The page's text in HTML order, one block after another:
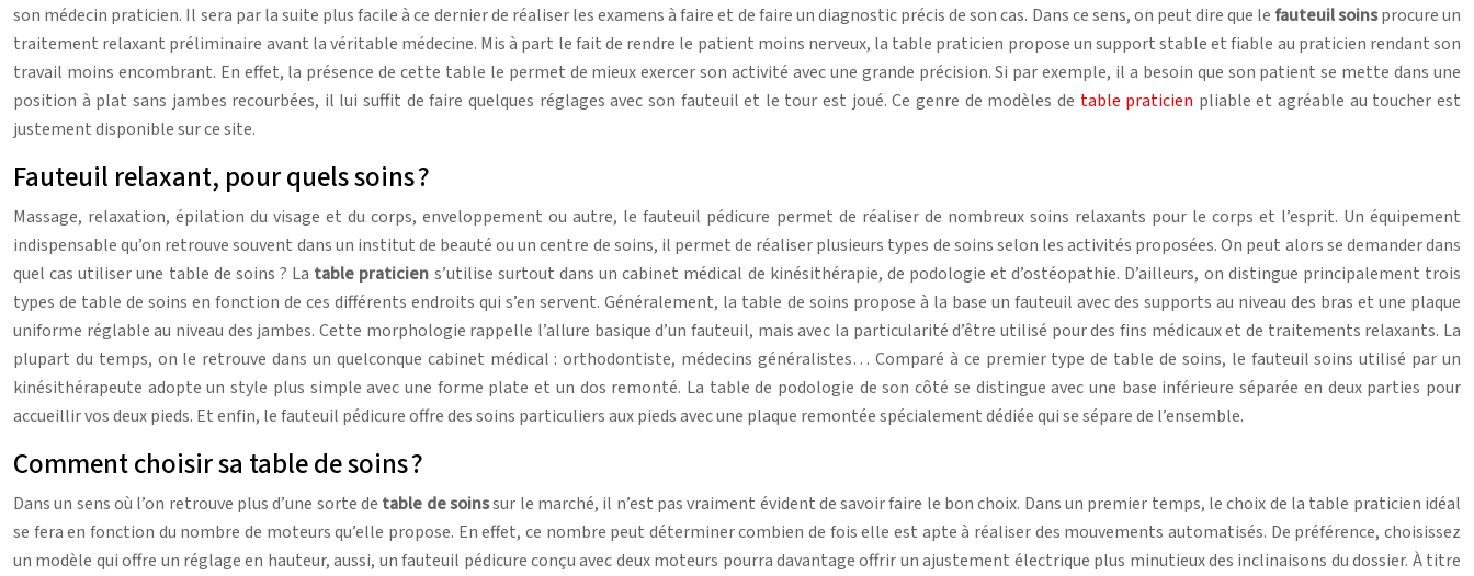
son médecin praticien. Il sera par la suite plus facile à ce dernier de réaliser les examens à faire et de faire un diagnostic précis de son cas. Dans ce sens, on peut dire que le fauteuil soinsprocure un
traitement relaxant préliminaire avant la véritable médecine. Mis à part le fait de rendre le patient moins nerveux, la table praticien propose un support stable et fiable au praticien rendant son
travail moins encombrant. En effet, la présence de cette table le permet de mieux exercer son activité avec une grande précision. Si par exemple, il a besoin que son patient se mette dans une
position à plat sans jambes recourbées, il lui suffit de faire quelques réglages avec son fauteuil et le tour est joué. Ce genre de modèles de table praticien pliable et agréable au toucher est
justement disponible sur ce site.
Fauteuil relaxant, pour quels soins ?
Massage, relaxation, épilation du visage et du corps, enveloppement ou autre, le fauteuil pédicure permet de réaliser de nombreux soins relaxants pour le corps et l’esprit. Un équipement
indispensable qu’on retrouve souvent dans un institut de beauté ou un centre de soins, il permet de réaliser plusieurs types de soins selon les activités proposées. On peut alors se demander dans
quel cas utiliser une table de soins ? La table praticien s’utilise surtout dans un cabinet médical de kinésithérapie, de podologie et d’ostéopathie. D’ailleurs, on distingue principalement trois
types de table de soins en fonction de ces différents endroits qui s’en servent. Généralement, la table de soins propose à la base un fauteuil avec des supports au niveau des bras et une plaque
uniforme réglable au niveau des jambes. Cette morphologie rappelle l’allure basique d’un fauteuil, mais avec la particularité d’être utilisé pour des fins médicaux et de traitements relaxants. La
plupart du temps, on le retrouve dans un quelconque cabinet médical : orthodontiste, médecins généralistes… Comparé à ce premier type de table de soins, le fauteuil soins utilisé par un
kinésithérapeute adopte un style plus simple avec une forme plate et un dos remonté. La table de podologie de son côté se distingue avec une base inférieure séparée en deux parties pour
accueillir vos deux pieds. Et enfin, le fauteuil pédicure offre des soins particuliers aux pieds avec une plaque remontée spécialement dédiée qui se sépare de l’ensemble.
Comment choisir sa table de soins ?
Dans un sens où l’on retrouve plus d’une sorte de table de soinssur le marché, il n’est pas vraiment évident de savoir faire le bon choix. Dans un premier temps, le choix de la table praticien idéal
se fera en fonction du nombre de moteurs qu’elle propose. En effet, ce nombre peut déterminer combien de fois elle est apte à réaliser des mouvements automatisés. De préférence, choisissez
un modèle qui offre un réglage en hauteur, aussi, un fauteuil pédicure conçu avec deux moteurs pourra davantage offrir un ajustement électrique plus minutieux des inclinaisons du dossier. À titre